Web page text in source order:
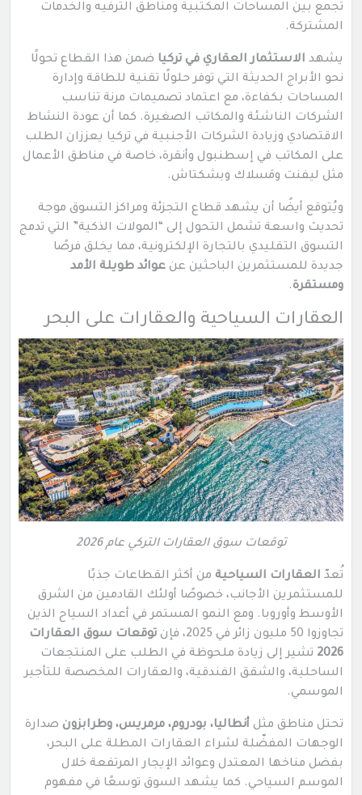
تجمع بين المساحات المكتبية ومناطق الترفيه والخدمات
المشتركة.
يشهد الاستثمار العقاري في تركيا ضمن هذا القطاع تحولًا
نحو الأبراج الحديثة التي توفر حلولًا تقنية للطاقة وإدارة
المساحات بكفاءة، مع اعتماد تصميمات مرنة تناسب
الشركات الناشئة والمكاتب الصغيرة. كما أن عودة النشاط
الاقتصادي وزيادة الشركات الأجنبية في تركيا يعززان الطلب
على المكاتب في إسطنبول وأنقرة، خاصة في مناطق الأعمال
مثل ليفنت ومَسلاك وبشكتاش.
ويُتوقع أيضًا أن يشهد قطاع التجزئة ومراكز التسوق موجة
تحديث واسعة تشمل التحول إلى “المولات الذكية” التي تدمج
التسوق التقليدي بالتجارة الإلكترونية، مما يخلق فرصًا
جديدة للمستثمرين الباحثين عن عوائد طويلة الأمد
ومستقرة.
العقارات السياحية والعقارات على البحر
توقعات سوق العقارات التركي عام 2026
تُعدّ العقارات السياحية من أكثر القطاعات جذبًا
للمستثمرين الأجانب، خصوصًا أولئك القادمين من الشرق
الأوسط وأوروبا. ومع النمو المستمر في أعداد السياح الذين
تجاوزوا 50 مليون زائر في 2025، فإن
توقعات سوق العقارات
2026 تشير إلى زيادة ملحوظة في الطلب على المنتجعات
الساحلية، والشقق الفندقية، والعقارات المخصصة للتأجير
الموسمي.
تحتل مناطق مثل أنطاليا، بودروم، مرمريس، وطرابزون صدارة
الوجهات المفضّلة لشراء العقارات المطلة على البحر،
بفضل مناخها المعتدل وعوائد الإيجار المرتفعة خلال
الموسم السياحي. كما يشهد السوق توسعًا في مفهوم